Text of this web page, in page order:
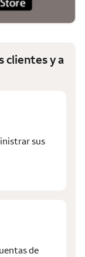
clientes y a
sus
de